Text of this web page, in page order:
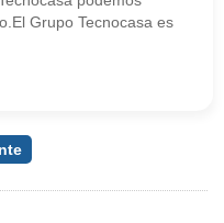
Grupo Tecnocasa es